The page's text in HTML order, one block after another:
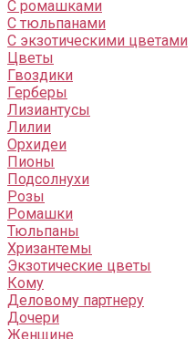
С ромашками
С тюльпанами
С экзотическими цветами
Цветы
Гвоздики
Герберы
Лизиантусы
Лилии
Орхидеи
Пионы
Подсолнухи
Розы
Ромашки
Тюльпаны
Хризантемы
Экзотические цветы
Кому
Деловому партнеру
Дочери
Женщине